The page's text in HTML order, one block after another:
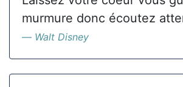
murmure donc écoutez
Walt Disney